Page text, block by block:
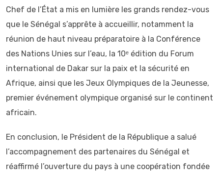
Chef de l’État a mis en lumière les grands rendez-vous
que le Sénégal s’apprête à accueillir, notamment la
réunion de haut niveau préparatoire à la Conférence
des Nations Unies sur l’eau, la 10ᵉ édition du Forum
international de Dakar sur la paix et la sécurité en
Afrique, ainsi que les Jeux Olympiques de la Jeunesse,
premier événement olympique organisé sur le continent
africain.
En conclusion, le Président de la République a salué
l’accompagnement des partenaires du Sénégal et
réaffirmé l’ouverture du pays à une coopération fondée